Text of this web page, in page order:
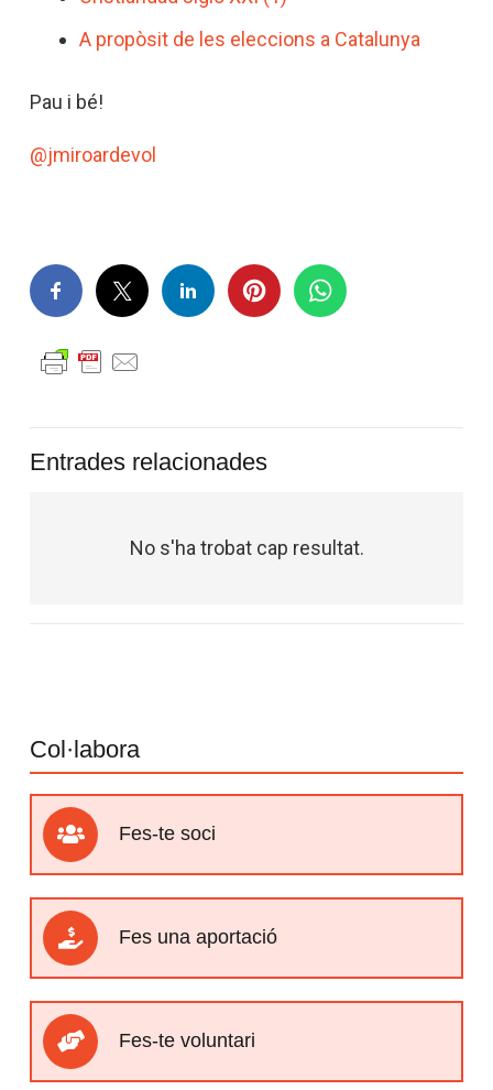
A propòsit de les eleccions a Catalunya
Pau i bé!
@jmiroardevol
Entrades relacionades
No s'ha trobat cap resultat.
Col·labora
Fes-te soci
Fes una aportació
Fes-te voluntari